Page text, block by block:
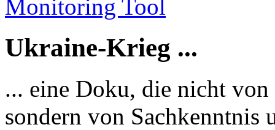
Ukraine-Krieg ...
... eine Doku, die nicht
sondern von Sachkenntnis